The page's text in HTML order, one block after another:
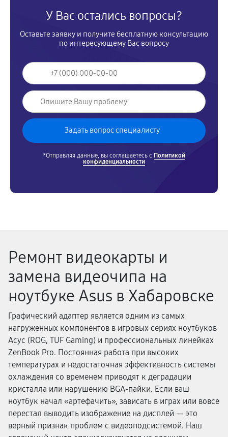
У Вас остались вопросы?
Оставьте заявку и получите бесплатную консультацию
по интересующему Вас вопросу
*Отправляя данные, вы соглашаетесь с Политикой
конфиденциальности
Ремонт видеокарты и
замена видеочипа на
ноутбуке Asus в Хабаровске
Графический адаптер является одним из самых
нагруженных компонентов в игровых сериях ноутбуков
Асус (ROG, TUF Gaming) и профессиональных линейках
ZenBook Pro. Постоянная работа при высоких
температурах и недостаточная эффективность системы
охлаждения со временем приводят к деградации
кристалла или нарушению BGA-пайки. Если ваш
ноутбук начал «артефачить», зависать в играх или вовсе
перестал выводить изображение на дисплей — это
верный признак проблем с видеоподсистемой. Наш